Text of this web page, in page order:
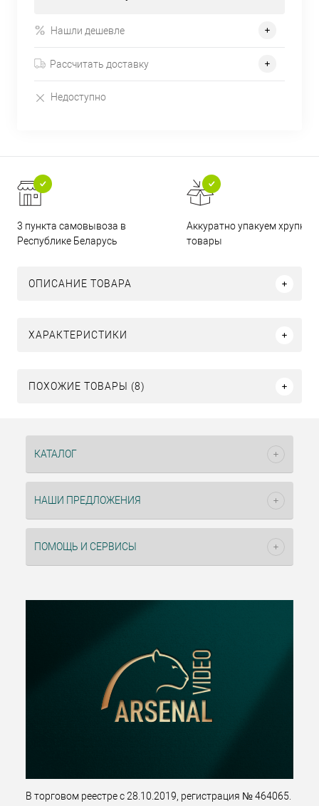
Нашли дешевле
Рассчитать доставку
Недоступно
3 пункта самовывоза в
Республике Беларусь
Аккуратно упакуем хрупкие
товары
ОПИСАНИЕ ТОВАРА
ХАРАКТЕРИСТИКИ
ПОХОЖИЕ ТОВАРЫ (8)
КАТАЛОГ
НАШИ ПРЕДЛОЖЕНИЯ
ПОМОЩЬ И СЕРВИСЫ
В торговом реестре с 28.10.2019, регистрация № 464065.